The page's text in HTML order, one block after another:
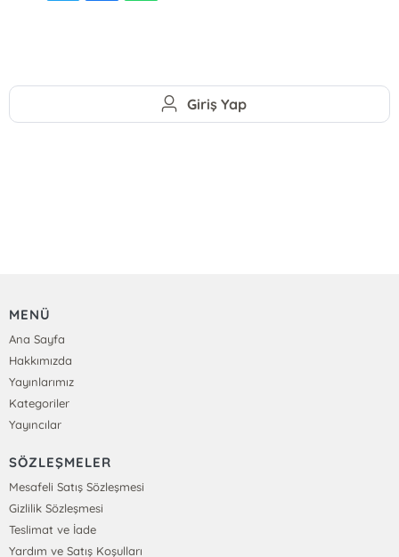
Giriş Yap
MENÜ
Ana Sayfa
Hakkımızda
Yayınlarımız
Kategoriler
Yayıncılar
SÖZLEŞMELER
Mesafeli Satış Sözleşmesi
Gizlilik Sözleşmesi
Teslimat ve İade
Yardım ve Satış Koşulları